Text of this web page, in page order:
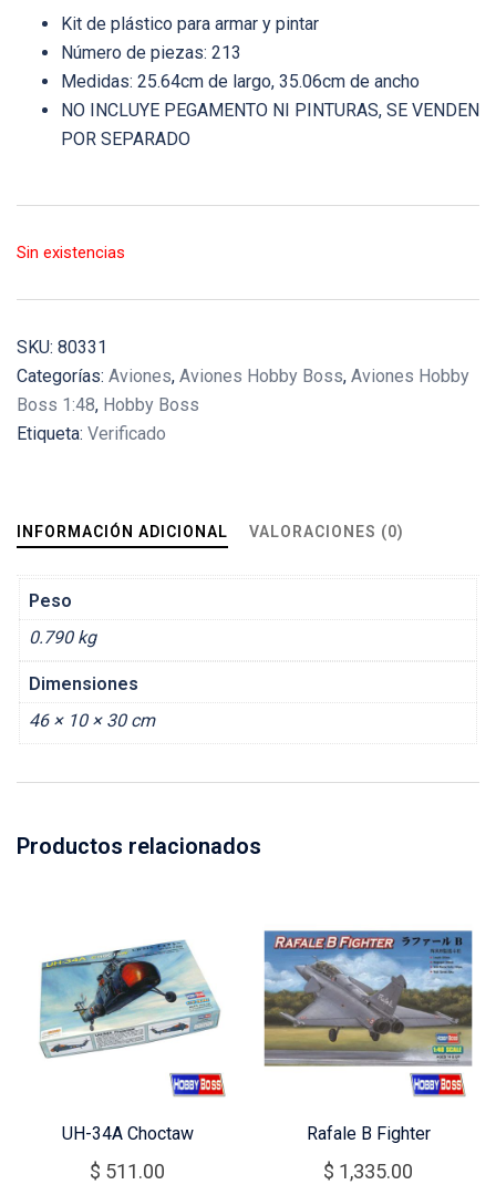
Kit de plástico para armar y pintar
Número de piezas: 213
Medidas: 25.64cm de largo, 35.06cm de ancho
NO INCLUYE PEGAMENTO NI PINTURAS, SE VENDEN
POR SEPARADO
Sin existencias
SKU: 80331
Categorías: Aviones, Aviones Hobby Boss, Aviones Hobby
Boss 1:48, Hobby Boss
Etiqueta: Verificado
INFORMACIÓN ADICIONAL VALORACIONES (0)
Peso
0.790 kg
Dimensiones
46 × 10 × 30 cm
Productos relacionados
UH-34A Choctaw
$ 511.00
Rafale B Fighter
$ 1,335.00